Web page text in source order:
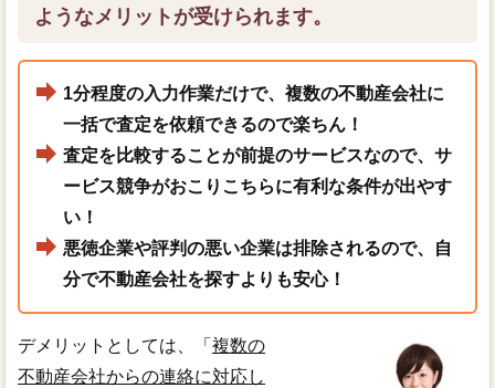
ようなメリットが受けられます。
1分程度の入力作業だけで、複数の不動産会社に
一括で査定を依頼できるので楽ちん！
査定を比較することが前提のサービスなので、サ
ービス競争がおこりこちらに有利な条件が出やす
い！
悪徳企業や評判の悪い企業は排除されるので、自
分で不動産会社を探すよりも安心！
デメリットとしては、「 複数の
不動産会社からの連絡に対応し